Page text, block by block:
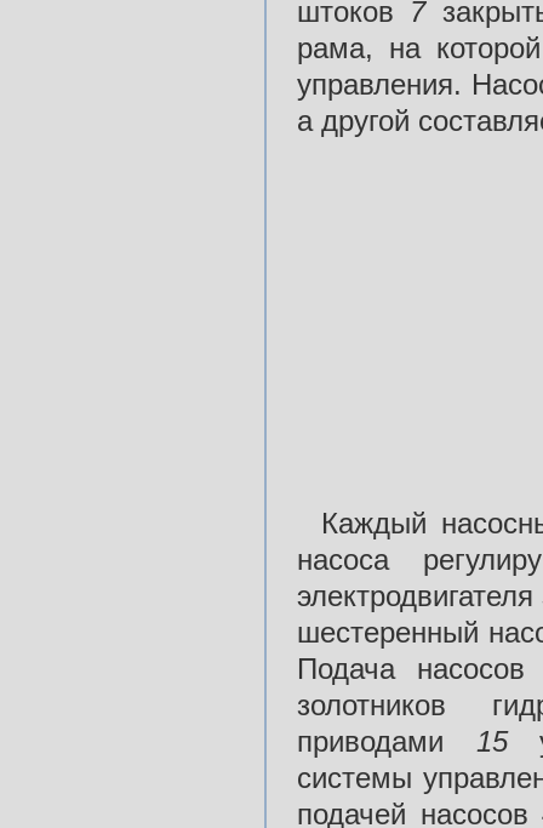
штоков 7
рама, на
управления.
а другой
Каждый
насоса
электродвигателя
шестеренный
Подача
золотников
приводами 15
системы
подачей насосов